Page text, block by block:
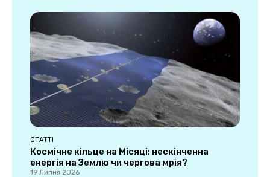
СТАТТІ
Космічне кільце на Місяці: нескінченна
енергія на Землю чи чергова мрія?
19 Липня 2026